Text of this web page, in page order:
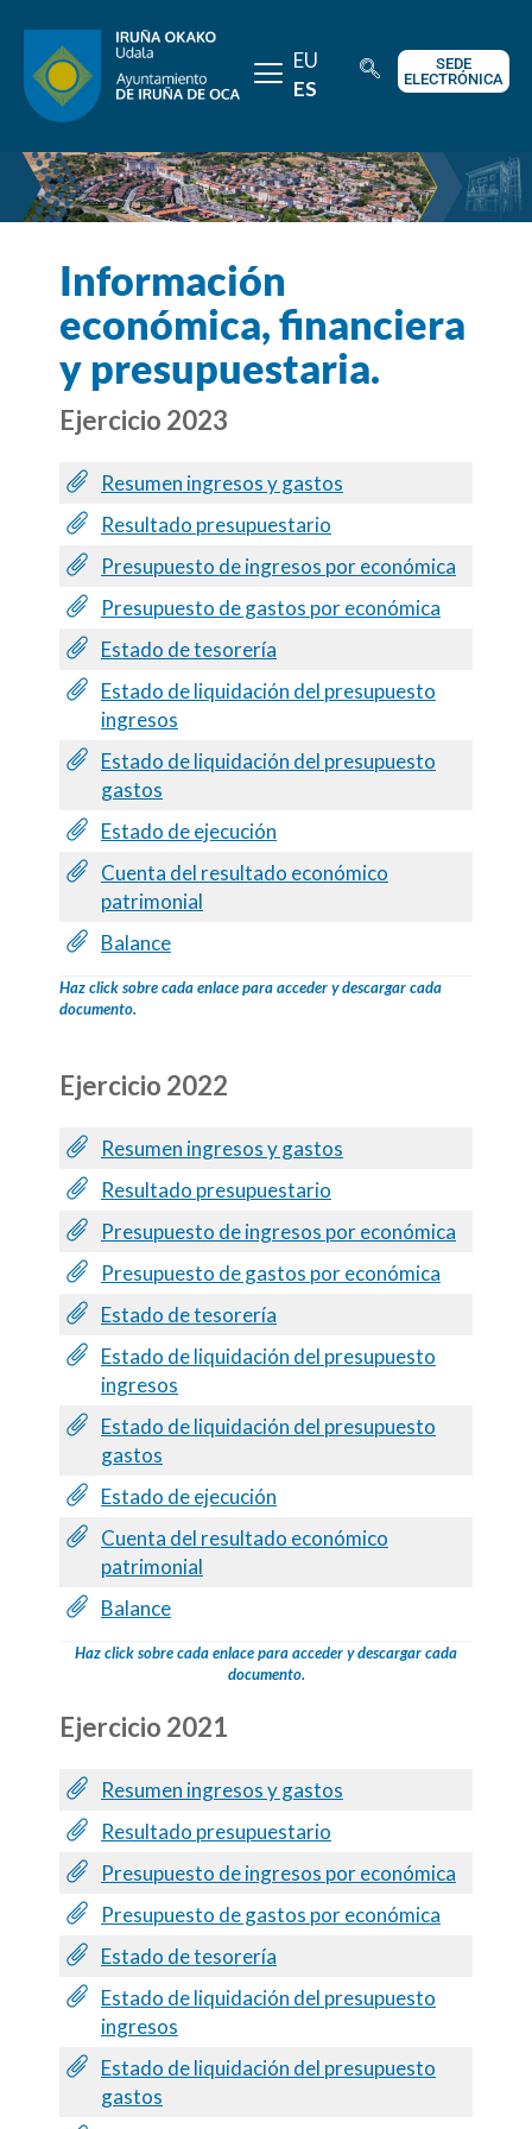
EU
ES
SEDE
ELECTRÓNICA
Información
económica, financiera
y presupuestaria.
Ejercicio 2023
Resumen ingresos y gastos
Resultado presupuestario
Presupuesto de ingresos por económica
Presupuesto de gastos por económica
Estado de tesorería
Estado de liquidación del presupuesto
ingresos
Estado de liquidación del presupuesto
gastos
Estado de ejecución
Cuenta del resultado económico
patrimonial
Balance
Haz click sobre cada enlace para acceder y descargar cada
documento.
Ejercicio 2022
Resumen ingresos y gastos
Resultado presupuestario
Presupuesto de ingresos por económica
Presupuesto de gastos por económica
Estado de tesorería
Estado de liquidación del presupuesto
ingresos
Estado de liquidación del presupuesto
gastos
Estado de ejecución
Cuenta del resultado económico
patrimonial
Balance
Haz click sobre cada enlace para acceder y descargar cada
documento.
Ejercicio 2021
Resumen ingresos y gastos
Resultado presupuestario
Presupuesto de ingresos por económica
Presupuesto de gastos por económica
Estado de tesorería
Estado de liquidación del presupuesto
ingresos
Estado de liquidación del presupuesto
gastos